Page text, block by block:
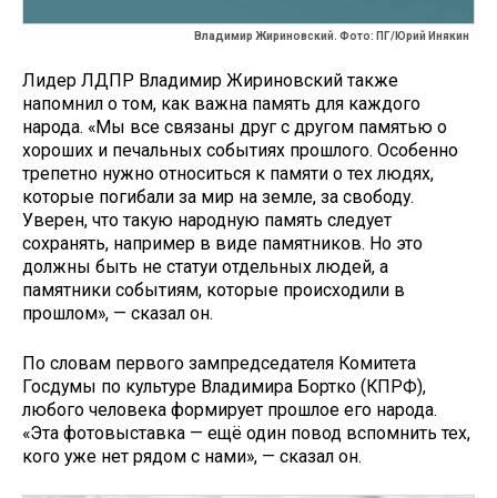
Владимир Жириновский. Фото: ПГ/Юрий Инякин
Лидер ЛДПР Владимир Жириновский также
напомнил о том, как важна память для каждого
народа. «Мы все связаны друг с другом памятью о
хороших и печальных событиях прошлого. Особенно
трепетно нужно относиться к памяти о тех людях,
которые погибали за мир на земле, за свободу.
Уверен, что такую народную память следует
сохранять, например в виде памятников. Но это
должны быть не статуи отдельных людей, а
памятники событиям, которые происходили в
прошлом», — сказал он.
По словам первого зампредседателя Комитета
Госдумы по культуре Владимира Бортко (КПРФ),
любого человека формирует прошлое его народа.
«Эта фотовыставка — ещё один повод вспомнить тех,
кого уже нет рядом с нами», — сказал он.